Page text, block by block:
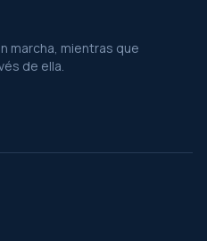
marcha, mientras que
de ella.